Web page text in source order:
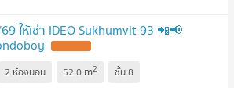
ให้เช่า IDEO Sukhumvit 93 📲📢
2 ห้องนอน 52.0 m2 ชั้น8